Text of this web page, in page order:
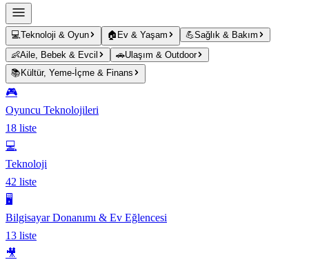
💻Teknoloji & Oyun 🏠 Ev & Yaşam 💪Sağlık & Bakım
👶Aile, Bebek & Evcil 🚗Ulaşım & Outdoor
📚 Kültür, Yeme-İçme & Finans
🎮
Oyuncu Teknolojileri
18 liste
💻
Teknoloji
42 liste
🖥️
Bilgisayar Donanımı & Ev Eğlencesi
13 liste
🎥